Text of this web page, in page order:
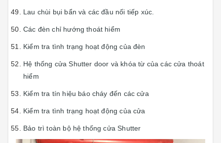
Lau chùi bụi bẩn và các đầu nối tiếp xúc.
Các đèn chỉ hướng thoát hiểm
Kiểm tra tình trạng hoạt động của đèn
Hệ thống cửa Shutter door và khóa từ của các cửa thoát
hiểm
Kiểm tra tín hiệu báo cháy đến các cửa
Kiểm tra tình trạng hoạt động của cửa
Bảo trì toàn bộ hệ thống cửa Shutter